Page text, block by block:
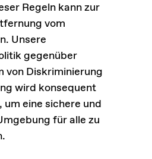
Regeln kann zur
vom
Unsere
gegenüber
von Diskriminierung
wird konsequent
eine sichere und
für alle zu